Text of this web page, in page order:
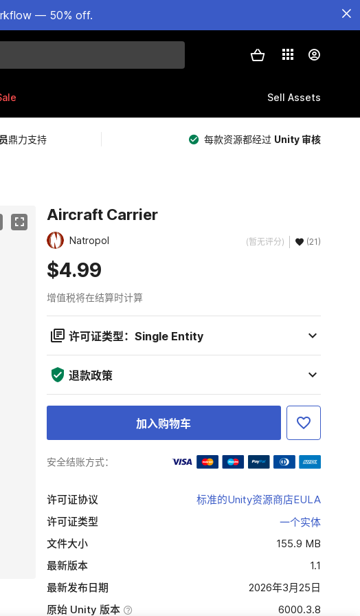
— 50% off.
Sell Assets
鼎力支持 每款资源都经过 Unity 审核
Aircraft Carrier
Natropol (暂无评分) (21)
$4.99
增值税将在结算时计算
许可证类型：Single Entity
退款政策
加入购物车
安全结账方式：
许可证协议
标准的Unity资源商店EULA
许可证类型
一个实体
文件大小
155.9 MB
最新版本
1.1
最新发布日期
2026年3月25日
原始 Unity 版本
6000.3.8